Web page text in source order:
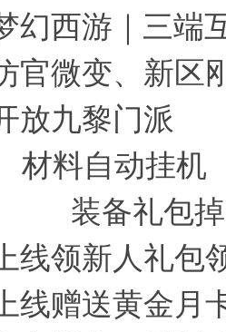
幻西游｜三端
官微变、新区
放九黎门派
材料自动挂机
装备礼包掉
上线领新人礼
上线赠送黄金